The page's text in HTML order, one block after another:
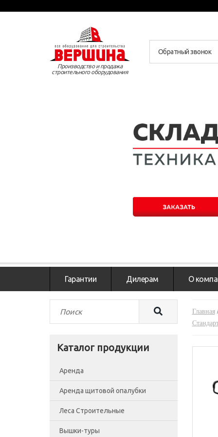
Производство и продажа
строительного оборудования
Обратный звонок
Гарантии Дилерам О
Каталог продукции
Аренда
Аренда щитовой опалубки
Леса Строительные
Леса рамные
Вышки-туры
Главная